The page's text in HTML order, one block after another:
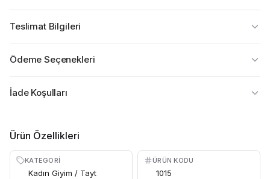
Teslimat Bilgileri
Ödeme Seçenekleri
İade Koşulları
Ürün Özellikleri
KATEGORI
Kadın Giyim / Tayt
ÜRÜN KODU
1015